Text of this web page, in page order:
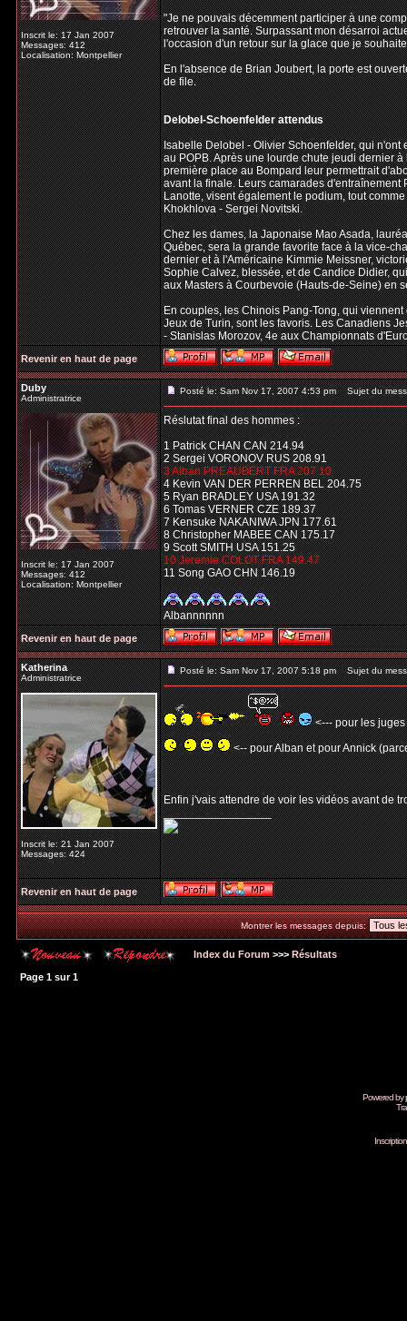
Inscrit le: 17 Jan 2007
Messages: 412
Localisation: Montpellier
"Je ne pouvais décemment participer à une
retrouver la santé. Surpassant mon désarroi
l'occasion d'un retour sur la glace que je
En l'absence de Brian Joubert, la porte est
de file.
Delobel-Schoenfelder attendus
Isabelle Delobel - Olivier Schoenfelder, qui
au POPB. Après une lourde chute jeudi dernier
première place au Bompard leur permettrait
avant la finale. Leurs camarades
Lanotte, visent également le podium, tout
Khokhlova - Sergei Novitski.
Chez les dames, la Japonaise Mao Asada,
Québec, sera la grande favorite face à la vice-
dernier et à l'Américaine Kimmie Meissner,
Sophie Calvez, blessée, et de Candice Didier,
aux Masters à Courbevoie (Hauts-de-Seine) en
En couples, les Chinois Pang-Tong, qui
Jeux de Turin, sont les favoris. Les Canadiens
- Stanislas Morozov, 4e aux Championnats
Revenir en haut de page
Duby
Administratrice
Inscrit le: 17 Jan 2007
Messages: 412
Localisation: Montpellier
Posté le: Sam Nov 17, 2007 4:53 pm Sujet du
Réslutat final des hommes :
1 Patrick CHAN CAN 214.94
2 Sergei VORONOV RUS 208.91
3 Alban PREAUBERT FRA 207.10
4 Kevin VAN DER PERREN BEL 204.75
5 Ryan BRADLEY USA 191.32
6 Tomas VERNER CZE 189.37
7 Kensuke NAKANIWA JPN 177.61
8 Christopher MABEE CAN 175.17
9 Scott SMITH USA 151.25
10 Jeremie COLOT FRA 149.47
11 Song GAO CHN 146.19
Albannnnnn
Revenir en haut de page
Katherina
Administratrice
Inscrit le: 21 Jan 2007
Messages: 424
Posté le: Sam Nov 17, 2007 5:18 pm Sujet du
<--- pour les juges
<-- pour Alban et pour Annick
Enfin j'vais attendre de voir les vidéos avant de
_________________
Revenir en haut de page
Montrer les messages depuis:
Index du Forum >>> Résultats
Page 1 sur1
Powered by